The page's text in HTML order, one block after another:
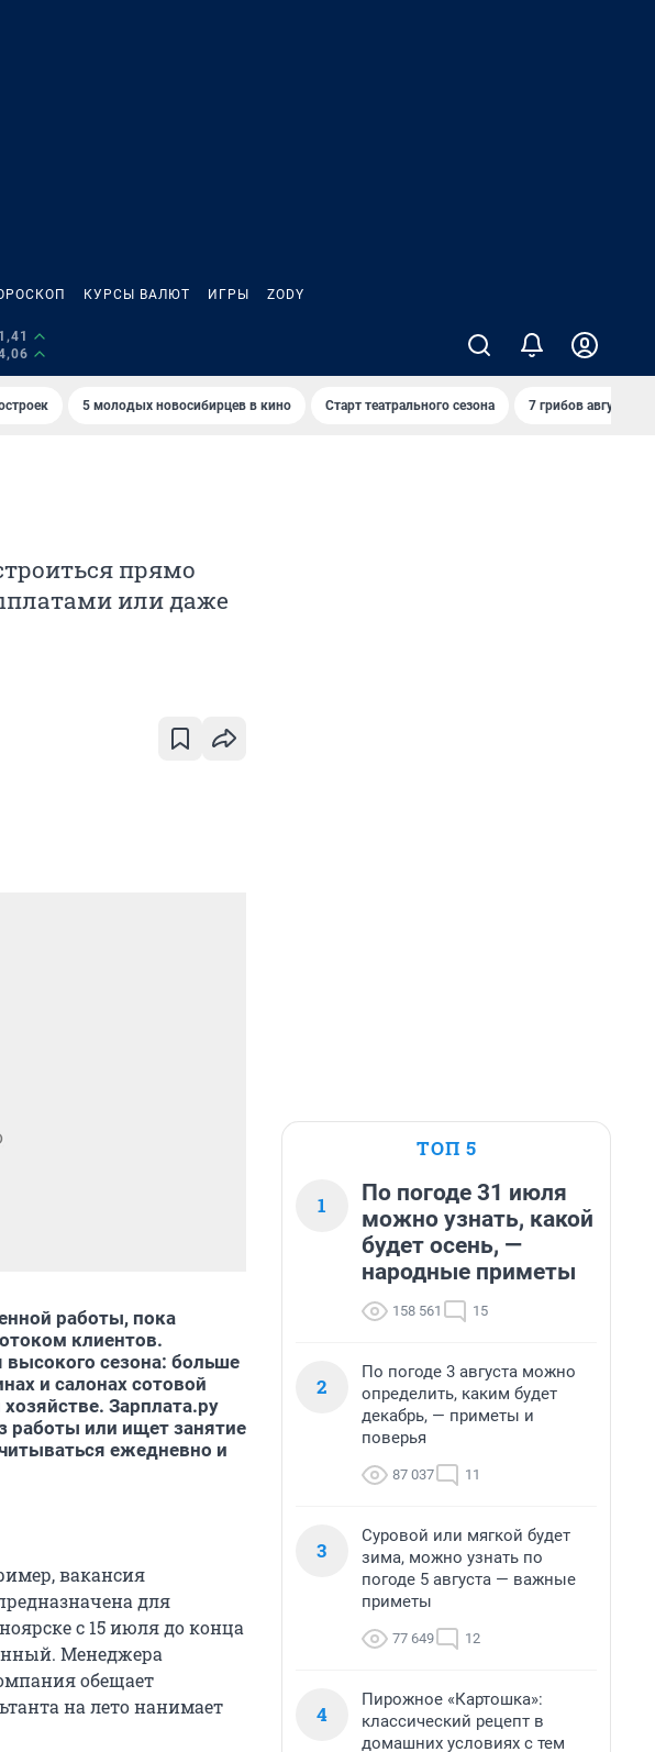
КУРСЫ ВАЛЮТ ИГРЫ ZODY
5 молодых новосибирцев в кино Старт театрального сезона 7 грибов августа
прямо
или даже
работы, пока
клиентов.
сезона: больше
и салонах сотовой
Зарплата.ру
работы или ищет занятие
ежедневно и
вакансия
для
с 15 июля до конца
Менеджера
обещает
на лето нанимает
ТОП 5
1
По погоде 31 июля
можно узнать, какой
будет осень, —
народные приметы
158 561 15
2
По погоде 3 августа можно
определить, каким будет
декабрь, — приметы и
поверья
87 037 11
3
Суровой или мягкой будет
зима, можно узнать по
погоде 5 августа — важные
приметы
77 649 12
4
Пирожное «Картошка»:
классический рецепт в
домашних условиях с тем